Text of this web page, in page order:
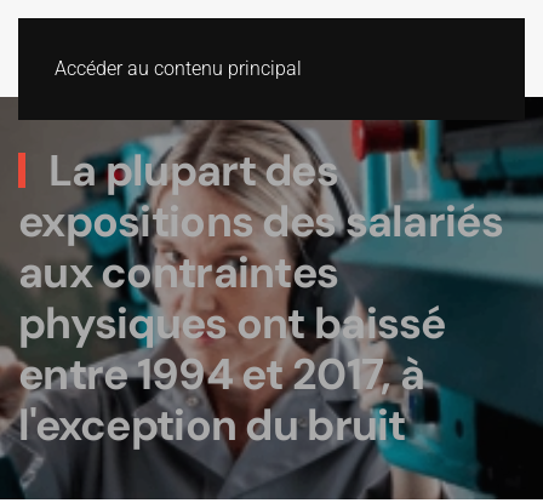
Accéder au contenu principal
La plupart des
expositions des salariés
aux contraintes
physiques ont baissé
entre 1994 et 2017, à
l'exception du bruit